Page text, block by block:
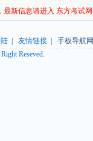
新信息请进入 东方考试网
| 友情链接| 手板导航
Reseved.